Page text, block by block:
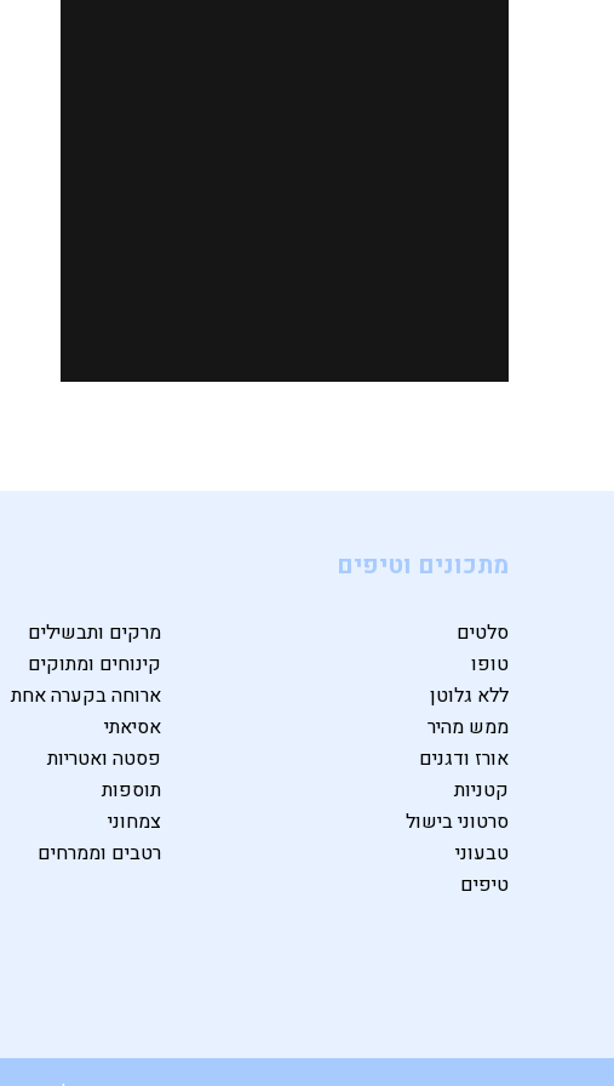
מתכונים וטיפים
סלטים
מרקים ותבשילים
טופו
קינוחים ומתוקים
ללא גלוטן
ארוחה בקערה אחת
ממש מהיר
אסיאתי
אורז ודגנים
פסטה ואטריות
קטניות
תוספות
סרטוני בישול
צמחוני
טבעוני
רטבים וממרחים
טיפים